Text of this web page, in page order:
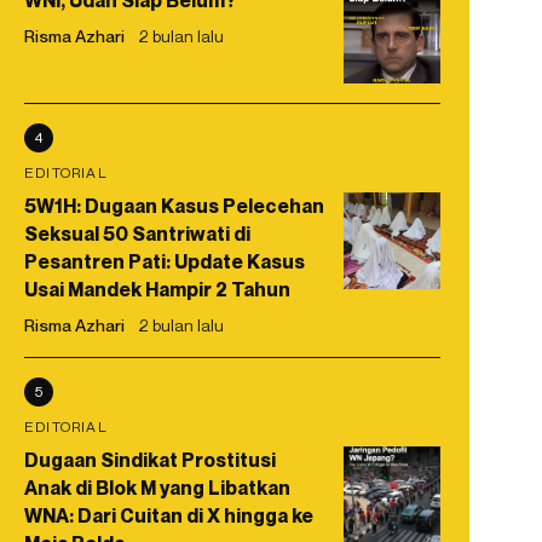
Risma Azhari 2 bulan lalu
4
EDITORIAL
5W1H: Dugaan Kasus Pelecehan
Seksual 50 Santriwati di
Pesantren Pati: Update Kasus
Usai Mandek Hampir 2 Tahun
Risma Azhari 2 bulan lalu
5
EDITORIAL
Dugaan Sindikat Prostitusi
Anak di Blok M yang Libatkan
WNA: Dari Cuitan di X hingga ke